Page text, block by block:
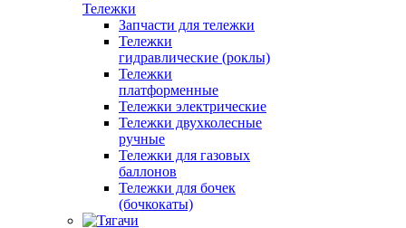
Тележки
Запчасти для тележки
Тележки
гидравлические (роклы)
Тележки
платформенные
Тележки электрические
Тележки двухколесные
ручные
Тележки для газовых
баллонов
Тележки для бочек
(бочкокаты)